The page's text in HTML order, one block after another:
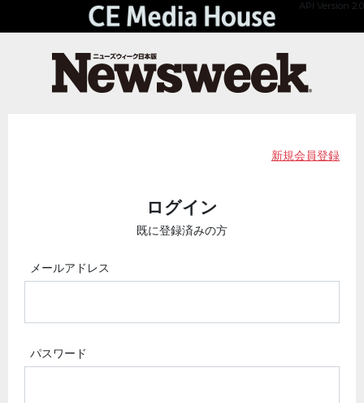
API Version 2.0
新規会員登録
ログイン
既に登録済みの方
メールアドレス
パスワード